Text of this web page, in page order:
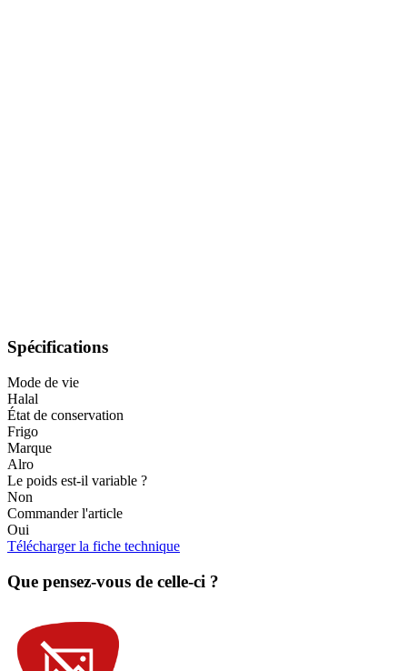
Spécifications
Mode de vie
Halal
État de conservation
Frigo
Marque
Alro
Le poids est-il variable ?
Non
Commander l'article
Oui
Télécharger la fiche technique
Que pensez-vous de celle-ci ?